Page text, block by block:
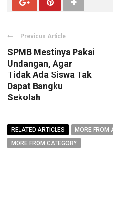
Previous Article
SPMB Mestinya Pakai
Undangan, Agar
Tidak Ada Siswa Tak
Dapat Bangku
Sekolah
RELATED ARTICLES
MORE FROM
MORE FROM CATEGORY